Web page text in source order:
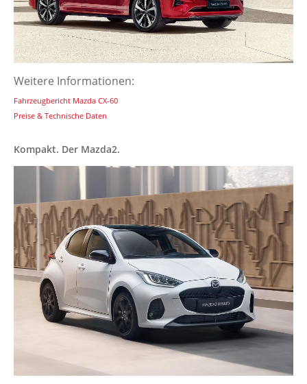
Weitere Informationen:
Fahrzeugbericht Mazda CX-60
Preise & Technische Daten
Kompakt. Der Mazda2.